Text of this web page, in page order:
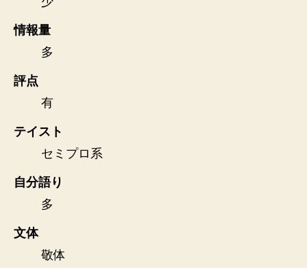
情報量
多
評点
有
テイスト
セミプロ系
自分語り
多
文体
敬体